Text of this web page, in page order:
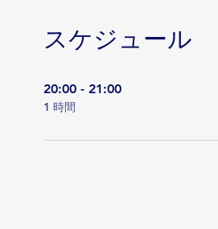
スケジュール
20:00 - 21:00
1 時間